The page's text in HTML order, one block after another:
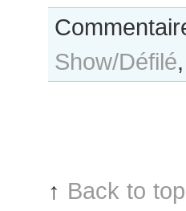
Show/Défilé,
↑ Back to top